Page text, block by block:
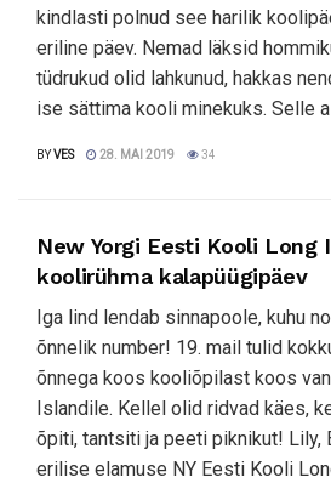
kindlasti polnud see harilik
eriline päev. Nemad läksid
tüdrukud olid lahkunud, hakkas
ise sättima kooli minekuks. Selle
BYVES 28. MAI 2019 34
New Yorgi Eesti Kooli Long
koolirühma kalapüügipäev
Iga lind lendab sinnapoole, kuhu
õnnelik number! 19. mail tulid
õnnega koos kooliõpilast koos
Islandile. Kellel olid ridvad käes,
õpiti, tantsiti ja peeti piknikut! Lily,
erilise elamuse NY Eesti Kooli